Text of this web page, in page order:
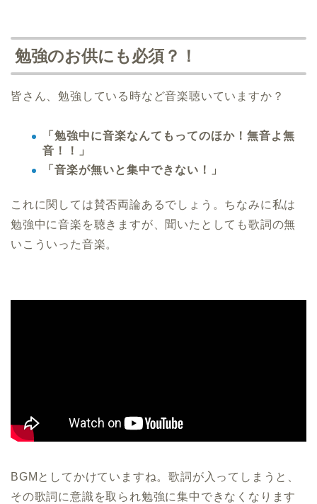
勉強のお供にも必須？！
皆さん、勉強している時など音楽聴いていますか？
「勉強中に音楽なんてもってのほか！無音よ無
音！！」
「音楽が無いと集中できない！」
これに関しては賛否両論あるでしょう。ちなみに私は
勉強中に音楽を聴きますが、聞いたとしても歌詞の無
いこういった音楽。
BGMとしてかけていますね。歌詞が入ってしまうと、
その歌詞に意識を取られ勉強に集中できなくなります